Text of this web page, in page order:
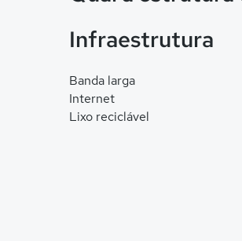
Infraestrutura
Banda larga
Internet
Lixo reciclável